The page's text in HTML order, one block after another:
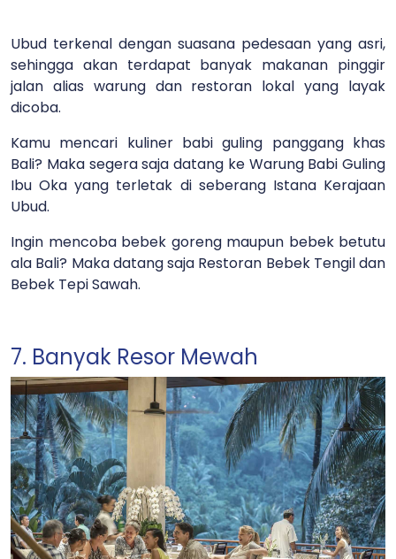
Ubud terkenal dengan suasana pedesaan yang asri,
sehingga akan terdapat banyak makanan pinggir
jalan alias warung dan restoran lokal yang layak
dicoba.
Kamu mencari kuliner babi guling panggang khas
Bali? Maka segera saja datang ke Warung Babi Guling
Ibu Oka yang terletak di seberang Istana Kerajaan
Ubud.
Ingin mencoba bebek goreng maupun bebek betutu
ala Bali? Maka datang saja Restoran Bebek Tengil dan
Bebek Tepi Sawah.
7. Banyak Resor Mewah